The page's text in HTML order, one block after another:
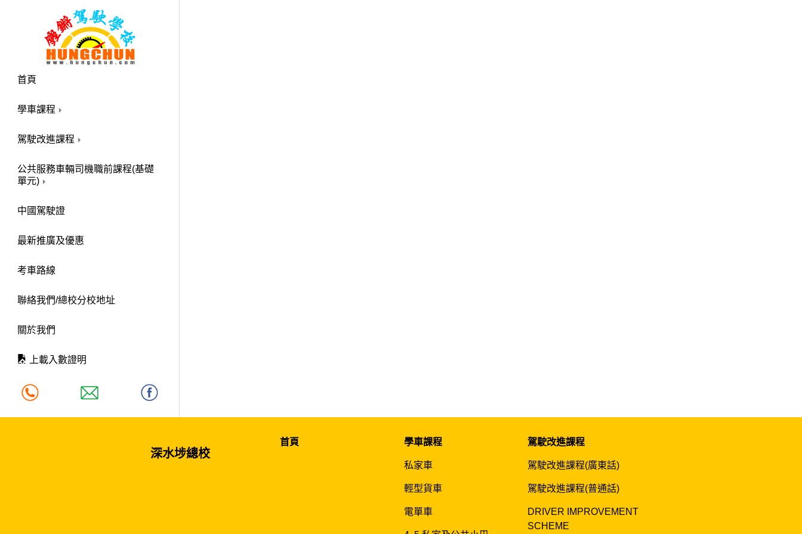
首頁
學車課程
駕駛改進課程
公共服務車輛司機職前課程(基礎
單元)
中國駕駛證
最新推廣及優惠
考車路線
聯絡我們/總校分校地址
關於我們
上載入數證明
深水埗總校
首頁 學車課程
私家車
輕型貨車
電單車
駕駛改進課程
駕駛改進課程(廣東話)
駕駛改進課程(普通話)
DRIVER IMPROVEMENT
SCHEME